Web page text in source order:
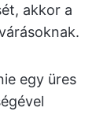
akkor a
egy üres